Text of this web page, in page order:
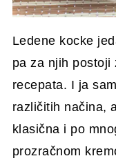
Ledene kocke
pa za njih
recepata. I ja
različitih načina,
klasična i po
prozračnom